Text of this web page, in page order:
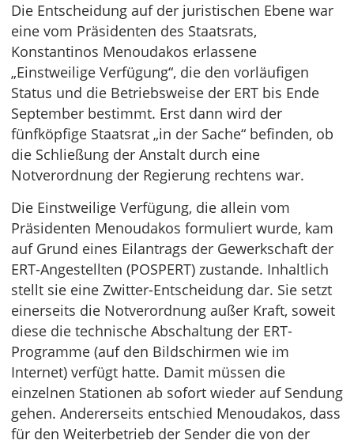
Die Entscheidung auf der juristischen Ebene war
eine vom Präsidenten des Staatsrats,
Konstantinos Menoudakos erlassene
„Einstweilige Verfügung“, die den vorläufigen
Status und die Betriebsweise der ERT bis Ende
September bestimmt. Erst dann wird der
fünfköpfige Staatsrat „in der Sache“ befinden, ob
die Schließung der Anstalt durch eine
Notverordnung der Regierung rechtens war.
Die Einstweilige Verfügung, die allein vom
Präsidenten Menoudakos formuliert wurde, kam
auf Grund eines Eilantrags der Gewerkschaft der
ERT-Angestellten (POSPERT) zustande. Inhaltlich
stellt sie eine Zwitter-Entscheidung dar. Sie setzt
einerseits die Notverordnung außer Kraft, soweit
diese die technische Abschaltung der ERT-
Programme (auf den Bildschirmen wie im
Internet) verfügt hatte. Damit müssen die
einzelnen Stationen ab sofort wieder auf Sendung
gehen. Andererseits entschied Menoudakos, dass
für den Weiterbetrieb der Sender die von der